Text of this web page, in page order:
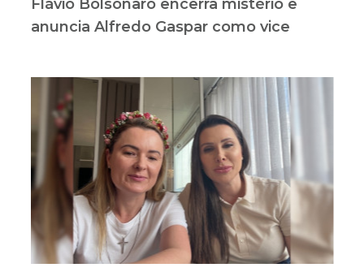
Flávio Bolsonaro encerra mistério e
anuncia Alfredo Gaspar como vice